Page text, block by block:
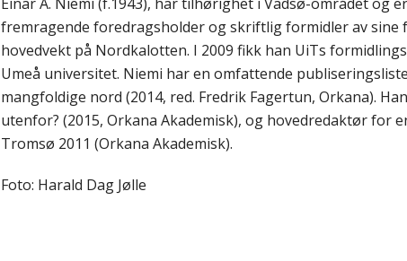
fremragende foredragsholder og skriftlig formidler av
hovedvekt på Nordkalotten. I 2009 fikk han UiTs
Umeå universitet. Niemi har en omfattende
mangfoldige nord (2014, red. Fredrik Fagertun, Orkana).
utenfor? (2015, Orkana Akademisk), og hovedredaktør
Tromsø 2011 (Orkana Akademisk).
Foto: Harald Dag Jølle